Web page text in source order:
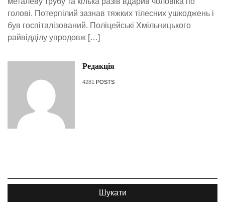
голові. Потерпілий зазнав тяжких тілесних ушкоджень і
був госпіталізований. Поліцейські Хмільницького
райвідділу упродовж […]
Редакція
4281 POSTS